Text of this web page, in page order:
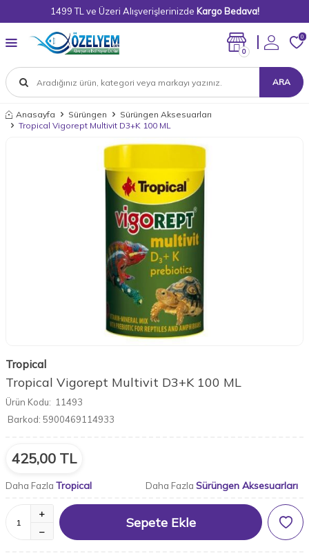
1499 TL ve Üzeri Alışverişlerinizde Kargo Bedava!
ARA
0
0
Anasayfa Sürüngen
Sürüngen Aksesuarları
Tropical Vigorept Multivit D3+K 100 ML
Tropical
Tropical Vigorept Multivit D3+K 100 ML
Ürün Kodu: 11493
Barkod: 5900469114933
425,00 TL
Daha Fazla Tropical Daha Fazla Sürüngen Aksesuarları
Sepete Ekle